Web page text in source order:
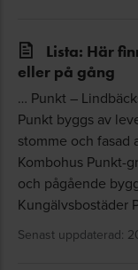
Lista: Här
eller på gång
… Punkt –
Punkt byggs av
stomme och fasad
Kombohus Punkt-
och pågående
Kungälvsbostäder
Senast uppdaterad: